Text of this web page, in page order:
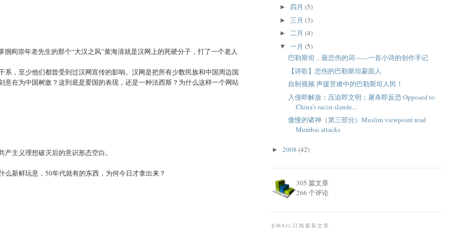
阎崇年老先生的那个“大汉之风”黄海清就是汉网上的死硬分子，打了一个老人
，至少他们都曾受到过汉网宣传的影响。汉网是把所有少数民族和中国周边国
在为中国树敌？这到底是爱国的表现，还是一种法西斯？为什么这样一个网站
主义理想破灭后的意识形态空白。
新鲜玩意，50年代就有的东西，为何今日才拿出来？
► 四月(5)
► 三月(3)
►二月(4)
▼一月(5)
巴勒斯坦，最悲伤的词——一首小诗的创作手记
【诗歌】悲伤的巴勒斯坦蒙面人
自制视频 声援苦难中的巴勒斯坦人民！
入侵即解放；压迫即文明；屠杀即反恐 Opposed to
China's racist slande...
傲慢的诸神（第三部分）Muslim viewpoint read
Mumbai attacks
► 2008 (42)
305 篇文章
266 个评论
EMAIL订阅最新文章